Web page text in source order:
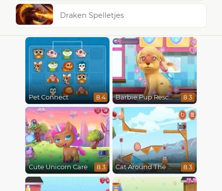
Draken Spelletjes
Pet Connect 8.4 Barbie Pup Rescue 8.3
Cute Unicorn Care 8.3 Cat Around The World 8.3